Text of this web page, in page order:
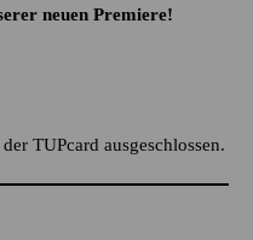
neuen Premiere!
TUPcard ausgeschlossen.